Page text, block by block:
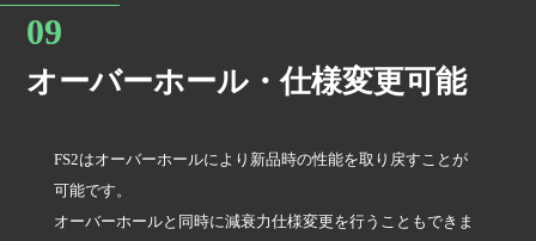
オーバーホール・仕様変更可能
FS2はオーバーホールにより新品時の性能を取り戻すことが
可能です。
オーバーホールと同時に減衰力仕様変更を行うこともできま